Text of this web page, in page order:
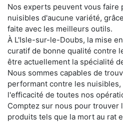
Nos experts peuvent vous faire
nuisibles d'aucune variété,
faite avec les meilleurs outils.
À L'Isle-sur-le-Doubs, la mise
curatif de bonne qualité contre
être actuellement la spécialité
Nous sommes capables de
performant contre les
l'efficacité de toutes nos
Comptez sur nous pour trouver
produits tels que la mort au rat